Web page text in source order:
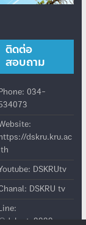
ติดต่อ
สอบถาม
Phone: 034-
https://dskru.kru.ac
DSKRUtv
DSKRU tv
Line:
@dskrutv9999